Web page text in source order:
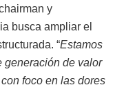
y
busca ampliar el
“Estamos
generación de valor
foco en las dores